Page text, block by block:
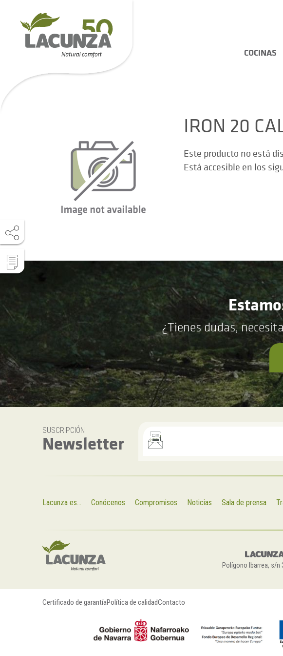
COCINAS
IRON 20
Este producto no está
Está accesible en los
¿Tienes dudas,
SUSCRIPCIÓN
Newsletter
Lacunza es... Conócenos Compromisos Noticias Sala de prensa
Polígono Ibarrea, s/n
Certificado de garantíaPolítica de calidadContacto